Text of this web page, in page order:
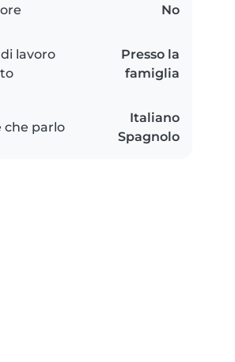
No
lavoro
Presso la
famiglia
che parlo
Italiano
Spagnolo